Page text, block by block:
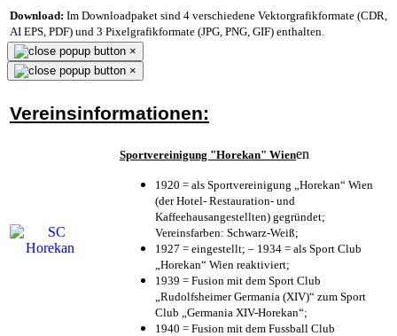
Download: Im Downloadpaket sind 4 verschiedene Vektorgrafikformate (CDR,
AI EPS, PDF) und 3 Pixelgrafikformate (JPG, PNG, GIF) enthalten.
×
×
Vereinsinformationen:
Sportvereinigung "Horekan" Wienen
1920 = als Sportvereinigung „Horekan“ Wien
(der Hotel- Restauration- und
Kaffeehausangestellten) gegründet;
Vereinsfarben: Schwarz-Weiß;
1927 = eingestellt; – 1934 = als Sport Club
„Horekan“ Wien reaktiviert;
1939 = Fusion mit dem Sport Club
„Rudolfsheimer Germania (XIV)“ zum Sport
Club „Germania XIV-Horekan“;
1940 = Fusion mit dem Fussball Club